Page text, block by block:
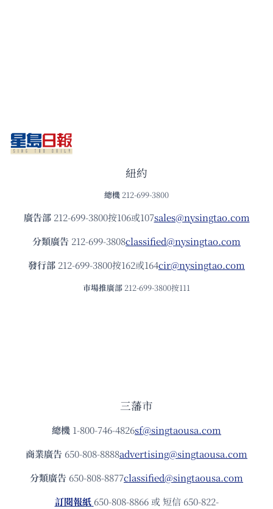
紐約
總機 212-699-3800
廣告部212-699-3800按106或107sales@nysingtao.com
分類廣告 212-699-3808classified@nysingtao.com
發⾏部 212-699-3800按162或164cir@nysingtao.com
市場推廣部 212-699-3800按111
三藩市
總機 1-800-746-4826sf@singtaousa.com
商業廣告 650-808-8888advertising@singtaousa.com
分類廣告 650-808-8877classified@singtaousa.com
訂閱報紙 650-808-8866 或 短信 650-822-